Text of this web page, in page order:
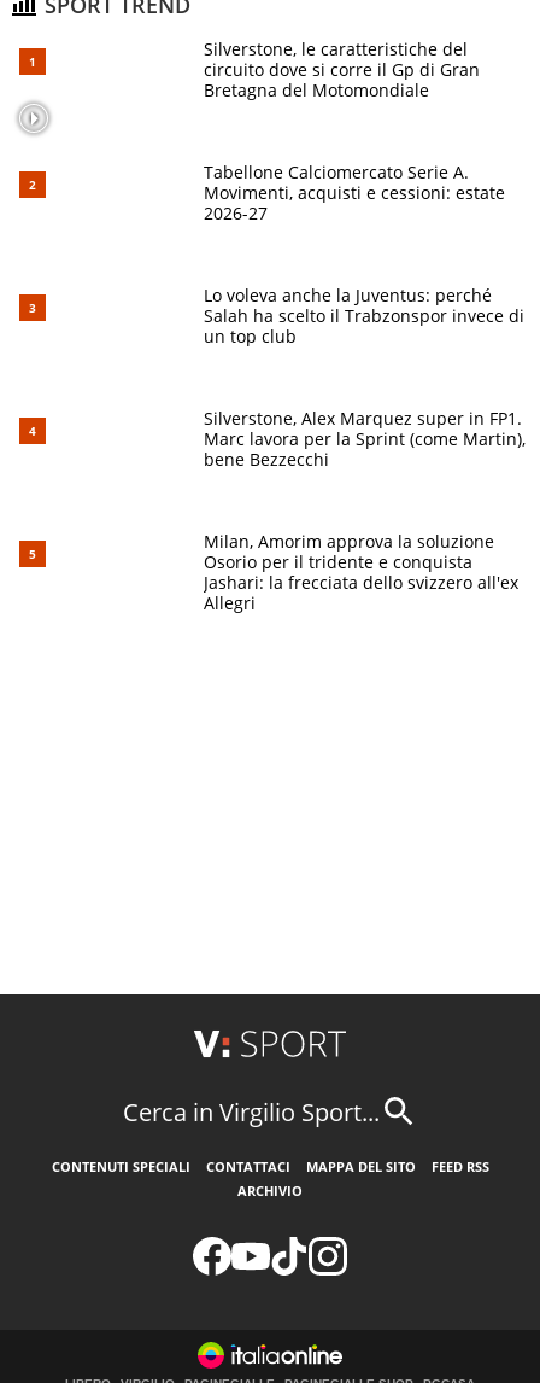
Silverstone, le caratteristiche del
circuito dove si corre il Gp di Gran
Bretagna del Motomondiale
Tabellone Calciomercato Serie A.
Movimenti, acquisti e cessioni: estate
2026-27
Lo voleva anche la Juventus: perché
Salah ha scelto il Trabzonspor invece di
un top club
Silverstone, Alex Marquez super in FP1.
Marc lavora per la Sprint (come Martin),
bene Bezzecchi
Milan, Amorim approva la soluzione
Osorio per il tridente e conquista
Jashari: la frecciata dello svizzero all'ex
Allegri
Cerca in Virgilio Sport...
CONTENUTI SPECIALI CONTATTACI MAPPA DEL SITO
FEED RSS
ARCHIVIO